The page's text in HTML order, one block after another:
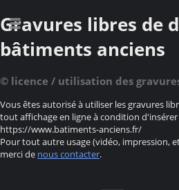
Gravures libres de
bâtiments anciens
© licence / utilisation des
Vous êtes autorisé à utiliser les gravures
tout affichage en ligne à condition
https://www.batiments-anciens.fr/
Pour tout autre usage (vidéo, impression,
merci de nous contacter.